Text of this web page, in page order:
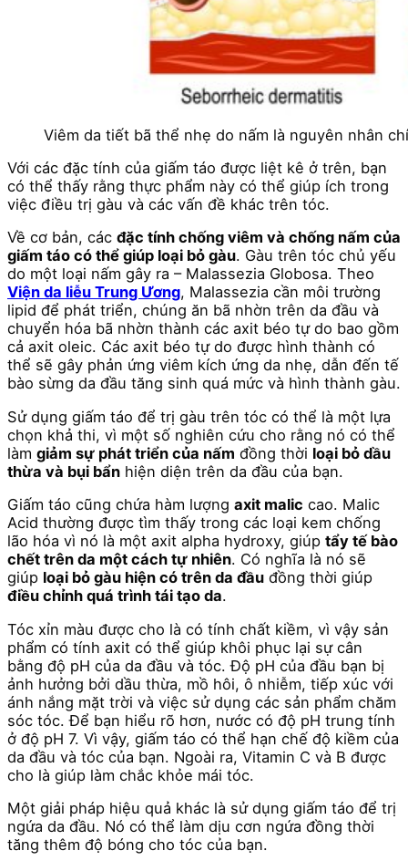
Viêm da tiết bã thể nhẹ do nấm là nguyên nhân
Với các đặc tính của giấm táo được liệt kê ở trên, bạn
có thể thấy rằng thực phẩm này có thể giúp ích trong
việc điều trị gàu và các vấn đề khác trên tóc.
Về cơ bản, các đặc tính chống viêm và chống nấm của
giấm táo có thể giúp loại bỏ gàu. Gàu trên tóc chủ yếu
do một loại nấm gây ra – Malassezia Globosa. Theo
Viện da liễu Trung Ương, Malassezia cần môi trường
lipid để phát triển, chúng ăn bã nhờn trên da đầu và
chuyển hóa bã nhờn thành các axit béo tự do bao gồm
cả axit oleic. Các axit béo tự do được hình thành có
thể sẽ gây phản ứng viêm kích ứng da nhẹ, dẫn đến tế
bào sừng da đầu tăng sinh quá mức và hình thành gàu.
Sử dụng giấm táo để trị gàu trên tóc có thể là một lựa
chọn khả thi, vì một số nghiên cứu cho rằng nó có thể
làm giảm sự phát triển của nấm đồng thời loại bỏ dầu
thừa và bụi bẩn hiện diện trên da đầu của bạn.
Giấm táo cũng chứa hàm lượng axit malic cao. Malic
Acid thường được tìm thấy trong các loại kem chống
lão hóa vì nó là một axit alpha hydroxy, giúp tẩy tế bào
chết trên da một cách tự nhiên. Có nghĩa là nó sẽ
giúp loại bỏ gàu hiện có trên da đầu đồng thời giúp
điều chỉnh quá trình tái tạo da.
Tóc xỉn màu được cho là có tính chất kiềm, vì vậy sản
phẩm có tính axit có thể giúp khôi phục lại sự cân
bằng độ pH của da đầu và tóc. Độ pH của đầu bạn bị
ảnh hưởng bởi dầu thừa, mồ hôi, ô nhiễm, tiếp xúc với
ánh nắng mặt trời và việc sử dụng các sản phẩm chăm
sóc tóc. Để bạn hiểu rõ hơn, nước có độ pH trung tính
ở độ pH 7. Vì vậy, giấm táo có thể hạn chế độ kiềm của
da đầu và tóc của bạn. Ngoài ra, Vitamin C và B được
cho là giúp làm chắc khỏe mái tóc.
Một giải pháp hiệu quả khác là sử dụng giấm táo để trị
ngứa da đầu. Nó có thể làm dịu cơn ngứa đồng thời
tăng thêm độ bóng cho tóc của bạn.